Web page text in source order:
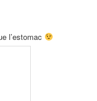
l’estomac